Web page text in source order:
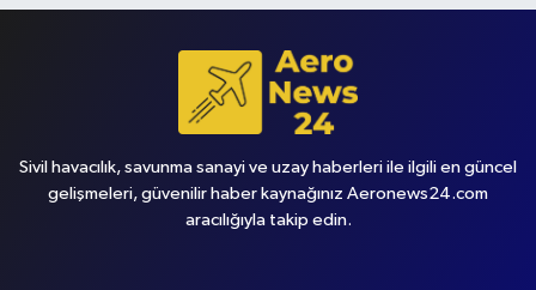
Sivil havacılık, savunma sanayi ve uzay haberleri ile ilgili en güncel
gelişmeleri, güvenilir haber kaynağınız Aeronews24.com
aracılığıyla takip edin.